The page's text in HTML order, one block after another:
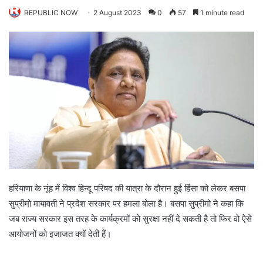
REPUBLIC NOW 2 August 2023 0 57 1 minute read
हरियाणा के नूंह में विश्व हिन्दू परिषद की यात्रा के दौरान हुई हिंसा को लेकर बसपा
सुप्रीमो मायावती ने प्रदेश सरकार पर हमला बोला है। बसपा सुप्रीमो ने कहा कि
जब राज्य सरकार इस तरह के कार्यक्रमों को सुरक्षा नहीं दे सकती है तो फिर वो ऐसे
आयोजनों को इजाजत क्यों देती हैं।